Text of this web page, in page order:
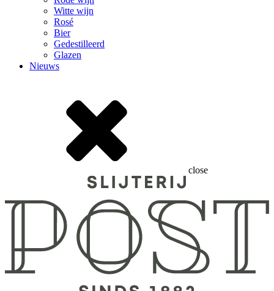
Witte wijn
Rosé
Bier
Gedestilleerd
Glazen
Nieuws
close